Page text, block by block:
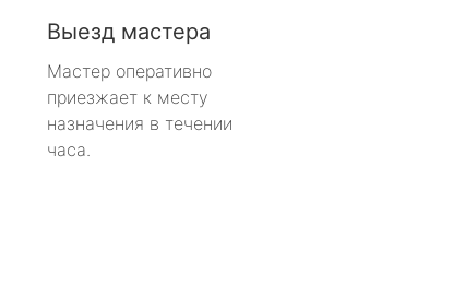
Выезд мастера
Мастер оперативно
приезжает к месту
назначения в течении
часа.